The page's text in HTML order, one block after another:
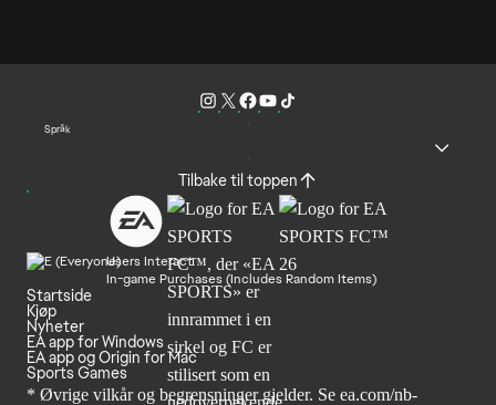
Språk
Tilbake til toppen
Users Interact
In-game Purchases (Includes Random Items)
Startside
Kjøp
Nyheter
EA app for Windows
EA app og Origin for Mac
Sports Games
* Øvrige vilkår og begrensninger gjelder. Se ea.com/nb-